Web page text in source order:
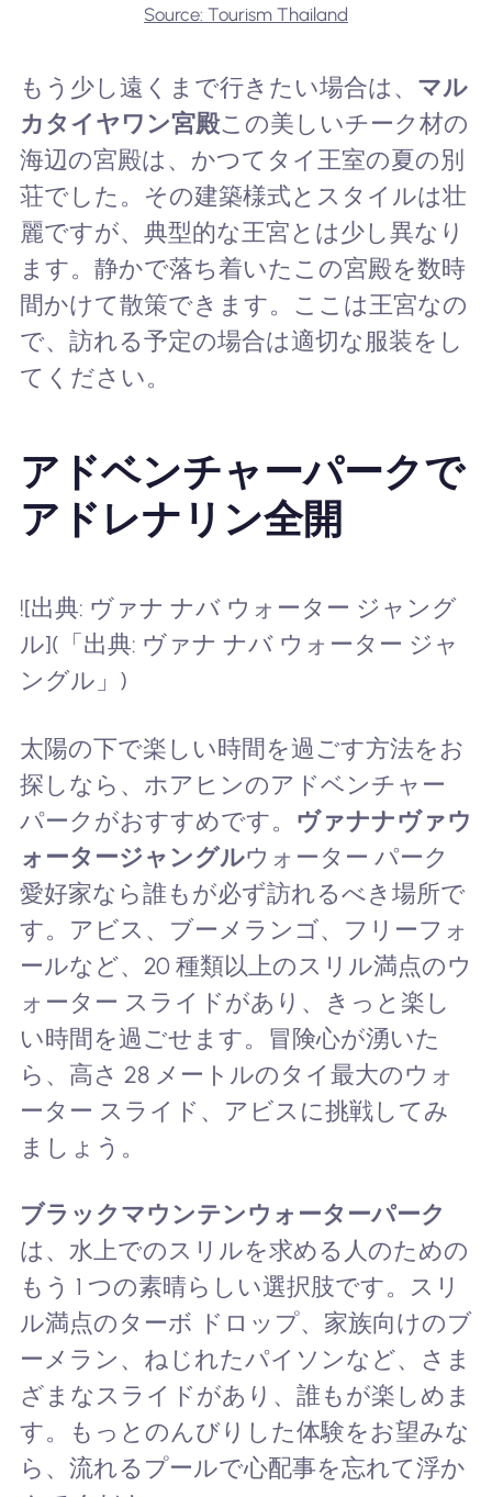
Source: Tourism Thailand
もう少し遠くまで行きたい場合は、 マル
カタイヤワン宮殿この美しいチーク材の
海辺の宮殿は、かつてタイ王室の夏の別
荘でした。その建築様式とスタイルは壮
麗ですが、典型的な王宮とは少し異なり
ます。静かで落ち着いたこの宮殿を数時
間かけて散策できます。ここは王宮なの
で、訪れる予定の場合は適切な服装をし
てください。
アドベンチャーパークで
アドレナリン全開
![出典: ヴァナ ナバ ウォーター ジャング
ル](「出典: ヴァナ ナバ ウォーター ジャ
ングル」)
太陽の下で楽しい時間を過ごす方法をお
探しなら、ホアヒンのアドベンチャー
パークがおすすめです。 ヴァナナヴァウ
ォータージャングルウォーター パーク
愛好家なら誰もが必ず訪れるべき場所で
す。アビス、ブーメランゴ、フリーフォ
ールなど、20 種類以上のスリル満点のウ
ォーター スライドがあり、きっと楽し
い時間を過ごせます。冒険心が湧いた
ら、高さ 28 メートルのタイ最大のウォ
ーター スライド、アビスに挑戦してみ
ましょう。
ブラックマウンテンウォーターパーク
は、水上でのスリルを求める人のための
もう 1 つの素晴らしい選択肢です。スリ
ル満点のターボ ドロップ、家族向けのブ
ーメラン、ねじれたパイソンなど、さま
ざまなスライドがあり、誰もが楽しめま
す。もっとのんびりした体験をお望みな
ら、流れるプールで心配事を忘れて浮か